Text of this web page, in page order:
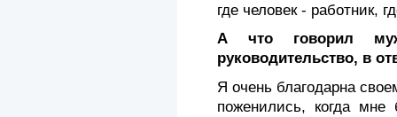
где человек - работник,
А что говорил
руководительство, в
Я очень благодарна
поженились, когда